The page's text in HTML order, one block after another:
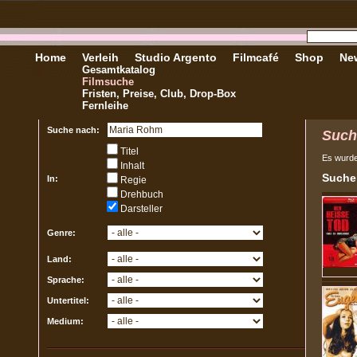
Home Verleih
Gesamtkatalog
Filmsuche
Fristen, Preise, Club, Drop-Box
Fernleihe
Studio Argento Filmcafé Shop
Suche nach:
In:
Titel
Inhalt
Regie
Drehbuch
Darsteller
Genre:
Land:
Sprache:
Untertitel:
Medium:
Es